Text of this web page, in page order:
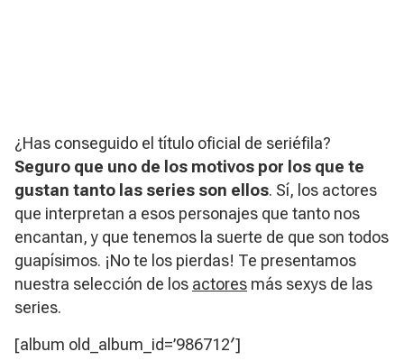
¿Has conseguido el título oficial de seriéfila?
Seguro que uno de los motivos por los que te
gustan tanto las series son ellos. Sí, los actores
que interpretan a esos personajes que tanto nos
encantan, y que tenemos la suerte de que son todos
guapísimos. ¡No te los pierdas! Te presentamos
nuestra selección de los actores más sexys de las
series.
[album old_album_id=’986712′]